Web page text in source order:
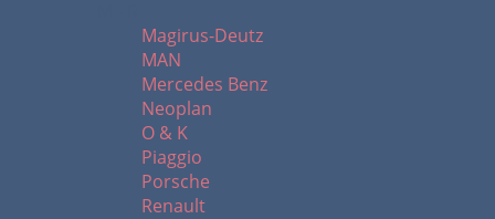
Magirus-Deutz
MAN
Mercedes Benz
Neoplan
O & K
Piaggio
Porsche
Renault